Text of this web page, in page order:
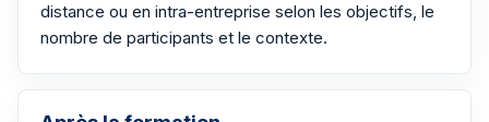
distance ou en intra-entreprise selon les objectifs, le
nombre de participants et le contexte.